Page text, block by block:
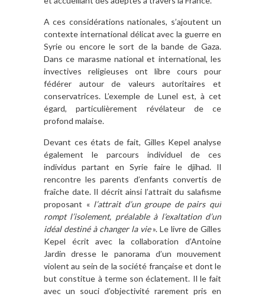
A ces considérations nationales, s’ajoutent un
contexte international délicat avec la guerre en
Syrie ou encore le sort de la bande de Gaza.
Dans ce marasme national et international, les
invectives religieuses ont libre cours pour
fédérer autour de valeurs autoritaires et
conservatrices. L’exemple de Lunel est, à cet
égard, particulièrement révélateur de ce
profond malaise.
Devant ces états de fait, Gilles Kepel analyse
également le parcours individuel de ces
individus partant en Syrie faire le djihad. Il
rencontre les parents d’enfants convertis de
fraîche date. Il décrit ainsi l’attrait du salafisme
proposant « l’attrait d’un groupe de pairs qui
rompt l’isolement, préalable à l’exaltation d’un
idéal destiné à changer la vie». Le livre de Gilles
Kepel écrit avec la collaboration d’Antoine
Jardin dresse le panorama d’un mouvement
violent au sein de la société française et dont le
but constitue à terme son éclatement. Il le fait
avec un souci d’objectivité rarement pris en